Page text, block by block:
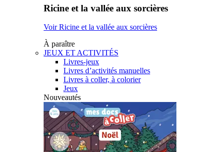
Ricine et la vallée aux sorcières
Voir Ricine et la vallée aux sorcières
À paraître
JEUX ET ACTIVITÉS
Livres-jeux
Livres d’activités manuelles
Livres à coller, à colorier
Jeux
Nouveautés